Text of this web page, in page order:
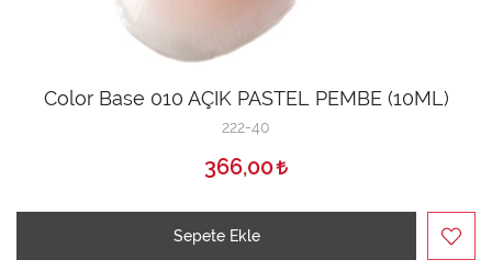
Color Base 010 AÇIK PASTEL PEMBE (10ML)
222-40
366,00
Sepete Ekle